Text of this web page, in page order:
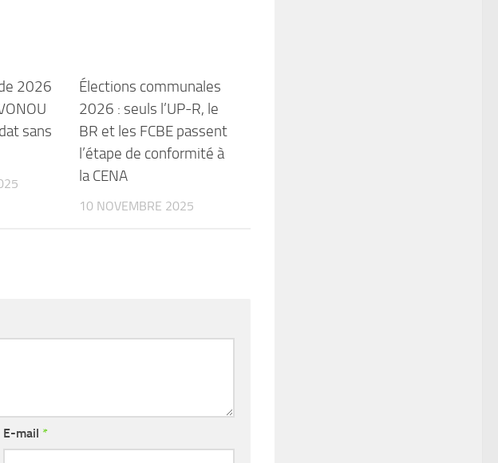
2026
sans
Élections communales
2026 : seuls l’UP-R, le
BR et les FCBE passent
l’étape de conformité à
la CENA
10 NOVEMBRE 2025
E-mail *